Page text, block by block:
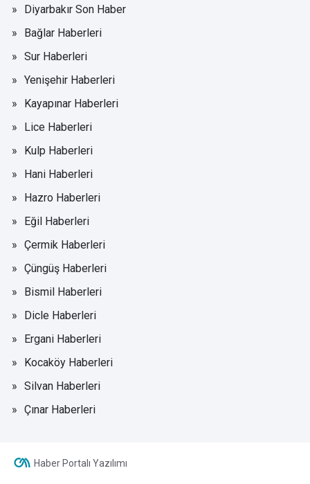
Diyarbakır Son Haber
Bağlar Haberleri
Sur Haberleri
Yenişehir Haberleri
Kayapınar Haberleri
Lice Haberleri
Kulp Haberleri
Hani Haberleri
Hazro Haberleri
Eğil Haberleri
Çermik Haberleri
Çüngüş Haberleri
Bismil Haberleri
Dicle Haberleri
Ergani Haberleri
Kocaköy Haberleri
Silvan Haberleri
Çınar Haberleri
Haber Portalı Yazılımı